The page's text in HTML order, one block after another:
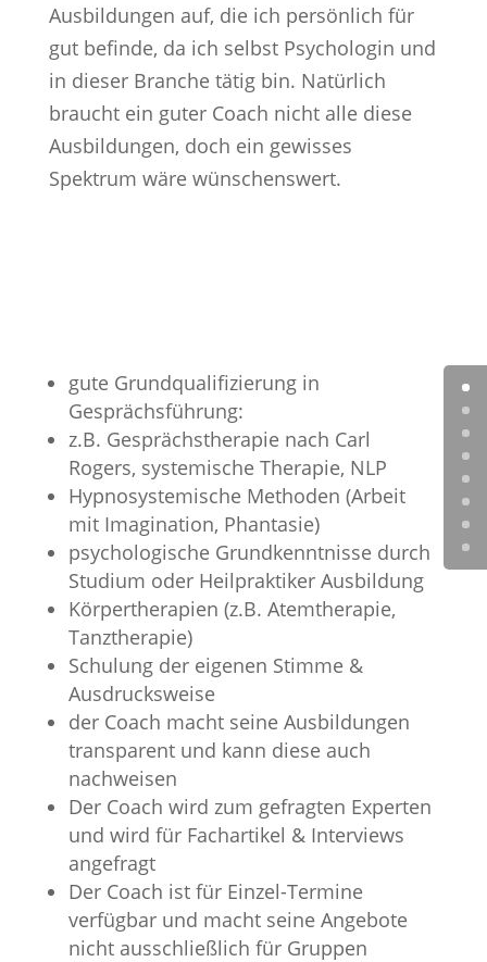
Ausbildungen auf, die ich persönlich für
gut befinde, da ich selbst Psychologin und
in dieser Branche tätig bin. Natürlich
braucht ein guter Coach nicht alle diese
Ausbildungen, doch ein gewisses
Spektrum wäre wünschenswert.
gute Grundqualifizierung in
Gesprächsführung:
z.B. Gesprächstherapie nach Carl
Rogers, systemische Therapie, NLP
Hypnosystemische Methoden (Arbeit
mit Imagination, Phantasie)
psychologische Grundkenntnisse durch
Studium oder Heilpraktiker Ausbildung
Körpertherapien (z.B. Atemtherapie,
Tanztherapie)
Schulung der eigenen Stimme &
Ausdrucksweise
der Coach macht seine Ausbildungen
transparent und kann diese auch
nachweisen
Der Coach wird zum gefragten Experten
und wird für Fachartikel & Interviews
angefragt
Der Coach ist für Einzel-Termine
verfügbar und macht seine Angebote
nicht ausschließlich für Gruppen